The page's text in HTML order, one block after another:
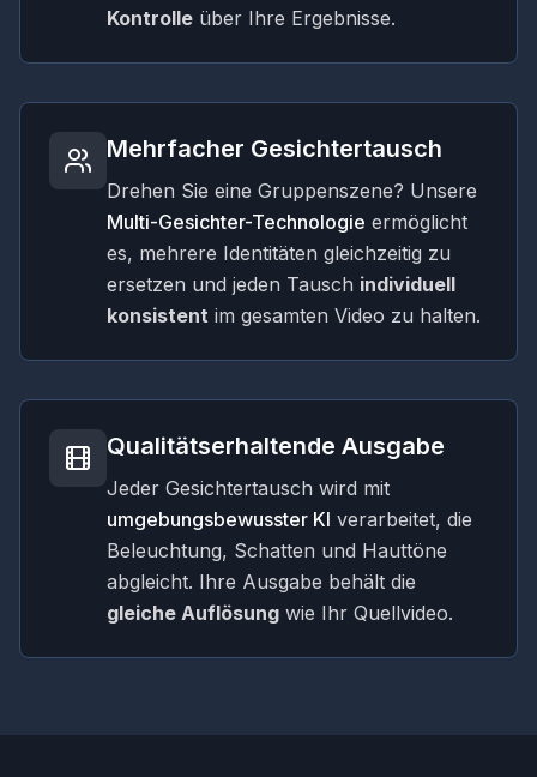
Kontrolle über Ihre Ergebnisse.
Mehrfacher Gesichtertausch
Drehen Sie eine Gruppenszene? Unsere
Multi-Gesichter-Technologie ermöglicht
es, mehrere Identitäten gleichzeitig zu
ersetzen und jeden Tausch individuell
konsistent im gesamten Video zu halten.
Qualitätserhaltende Ausgabe
Jeder Gesichtertausch wird mit
umgebungsbewusster KI verarbeitet, die
Beleuchtung, Schatten und Hauttöne
abgleicht. Ihre Ausgabe behält die
gleiche Auflösung wie Ihr Quellvideo.